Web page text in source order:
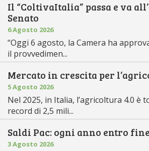
Il “ColtivaItalia” passa e va
Senato
6 Agosto 2026
“Oggi 6 agosto, la Camera ha
il provvedimen...
Mercato in crescita per
5 Agosto 2026
Nel 2025, in Italia, l’agricoltura 4.0 è
record di 2,5 mili...
Saldi Pac: ogni anno entro
3 Agosto 2026